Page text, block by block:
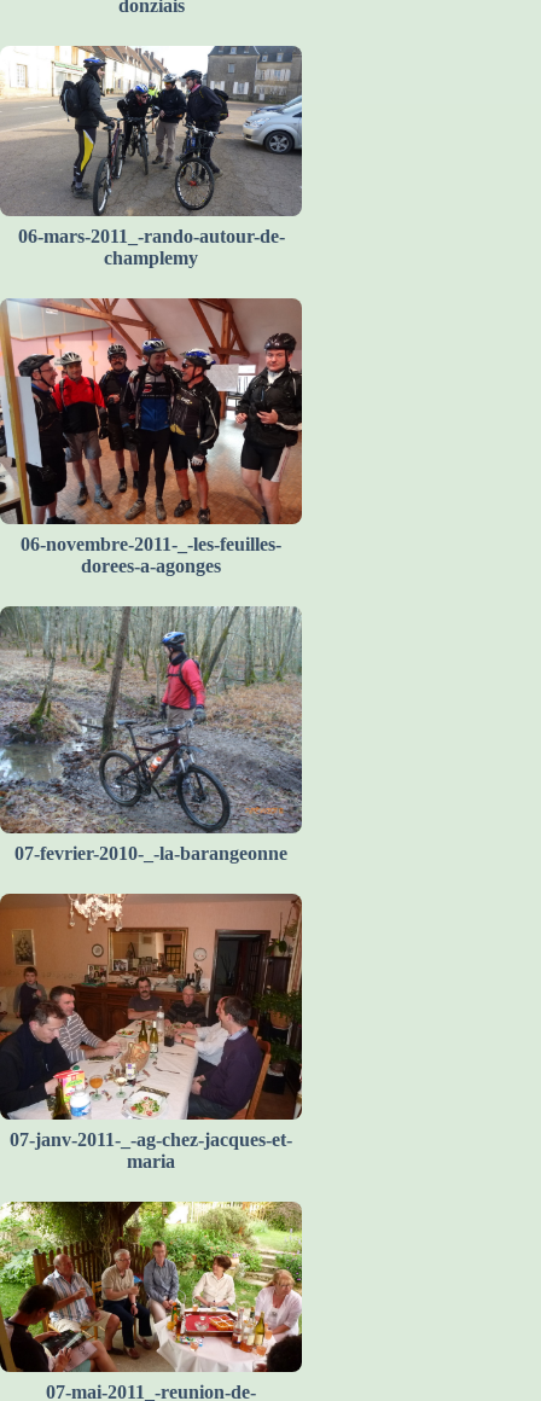
donziais
06-mars-2011_-rando-autour-de-
champlemy
06-novembre-2011-_-les-feuilles-
dorees-a-agonges
07-fevrier-2010-_-la-barangeonne
07-janv-2011-_-ag-chez-jacques-et-
maria
07-mai-2011_-reunion-de-